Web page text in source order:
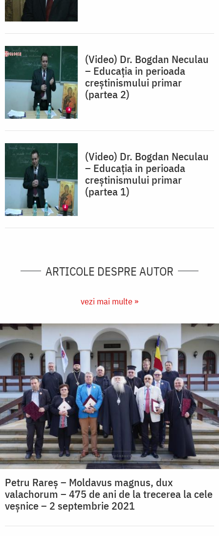
(Video) Dr. Bogdan Neculau
– Educația in perioada
creștinismului primar
(partea 2)
(Video) Dr. Bogdan Neculau
– Educația in perioada
creștinismului primar
(partea 1)
ARTICOLE DESPRE AUTOR
vezi mai multe »
Petru Rareş – Moldavus magnus, dux
valachorum – 475 de ani de la trecerea la cele
veșnice – 2 septembrie 2021